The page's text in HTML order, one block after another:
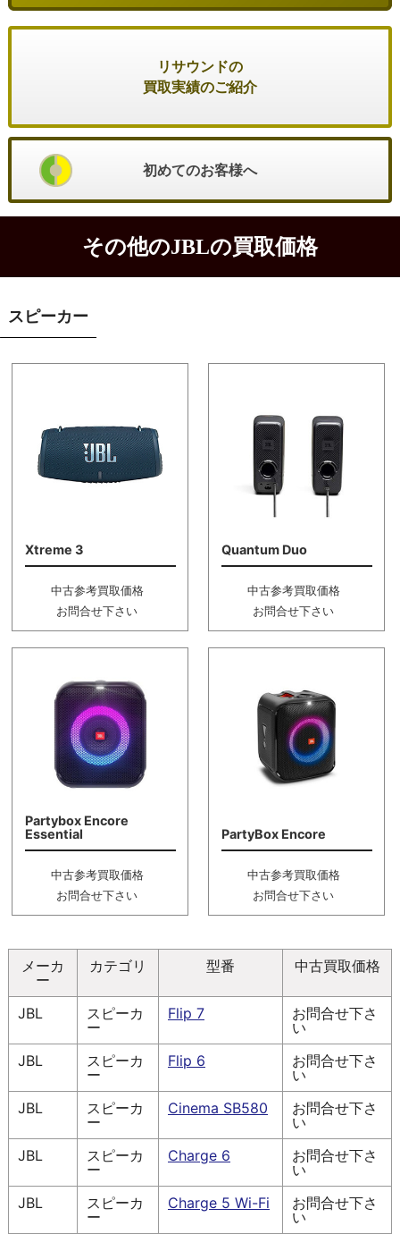
リサウンドの
買取実績のご紹介
初めてのお客様へ
その他のJBLの買取価格
スピーカー
Xtreme 3
中古参考買取価格
お問合せ下さい
Quantum Duo
中古参考買取価格
お問合せ下さい
Partybox Encore
Essential
中古参考買取価格
お問合せ下さい
PartyBox Encore
中古参考買取価格
お問合せ下さい
メーカ
ー
カテゴリ 型番 中古買取価格
JBL
スピーカ
ー
Flip 7
お問合せ下さ
い
JBL
スピーカ
ー
Flip 6
お問合せ下さ
い
JBL
スピーカ
ー
Cinema SB580
お問合せ下さ
い
JBL
スピーカ
ー
Charge 6
お問合せ下さ
い
JBL
スピーカ
ー
Charge 5 Wi-Fi
お問合せ下さ
い